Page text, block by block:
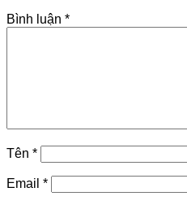
Bình luận *
Tên *
Email *